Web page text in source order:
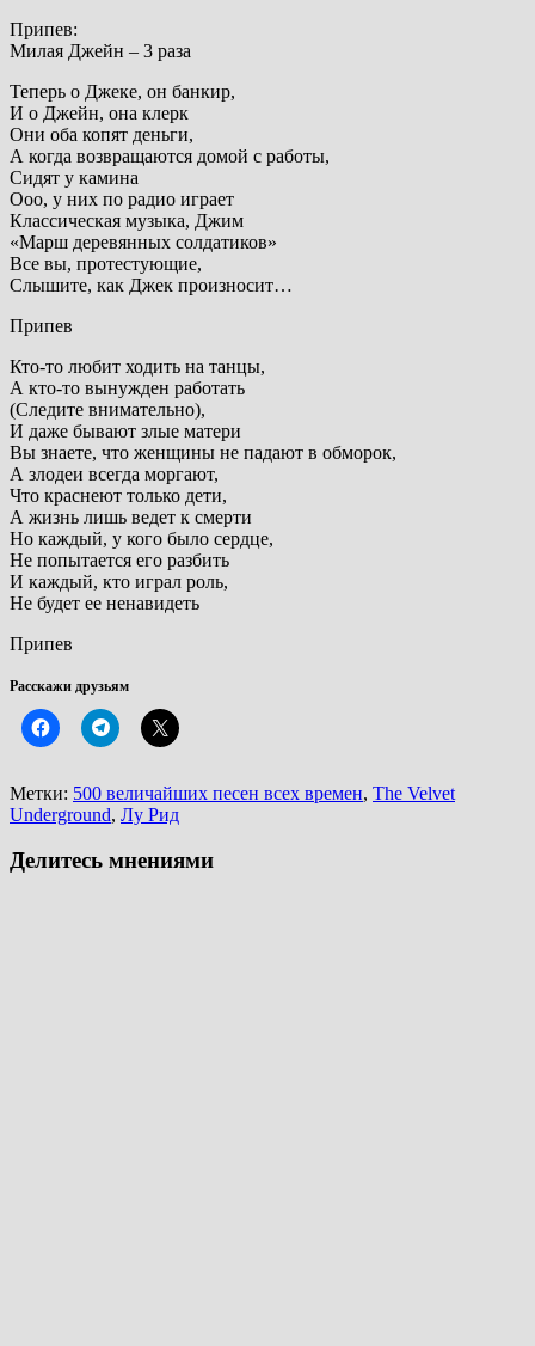
Припев:
Милая Джейн – 3 раза
Теперь о Джеке, он банкир,
И о Джейн, она клерк
Они оба копят деньги,
А когда возвращаются домой с работы,
Сидят у камина
Ооо, у них по радио играет
Классическая музыка, Джим
«Марш деревянных солдатиков»
Все вы, протестующие,
Слышите, как Джек произносит…
Припев
Кто-то любит ходить на танцы,
А кто-то вынужден работать
(Следите внимательно),
И даже бывают злые матери
Вы знаете, что женщины не падают в обморок,
А злодеи всегда моргают,
Что краснеют только дети,
А жизнь лишь ведет к смерти
Но каждый, у кого было сердце,
Не попытается его разбить
И каждый, кто играл роль,
Не будет ее ненавидеть
Припев
Расскажи друзьям
Метки: 500 величайших песен всех времен, The Velvet
Underground, Лу Рид
Делитесь мнениями